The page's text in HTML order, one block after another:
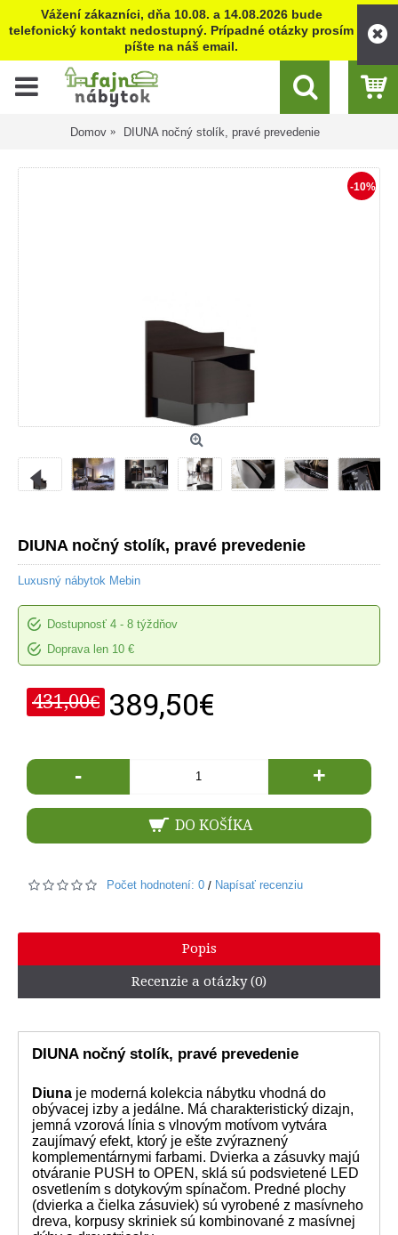
Vážení zákazníci, dňa 10.08. a 14.08.2026 bude
telefonický kontakt nedostupný. Prípadné otázky prosím
píšte na náš email.
Domov DIUNA nočný stolík, pravé prevedenie
-10%
DIUNA nočný stolík, pravé prevedenie
Luxusný nábytok Mebin
Dostupnosť 4 - 8 týždňov
Doprava len 10 €
431,00€ 389,50€
- +
DO KOŠÍKA
Počet hodnotení: 0 / Napísať recenziu
Popis
Recenzie a otázky (0)
DIUNA nočný stolík, pravé prevedenie
Diuna je moderná kolekcia nábytku vhodná do
obývacej izby a jedálne. Má charakteristický dizajn,
jemná vzorová línia s vlnovým motívom vytvára
zaujímavý efekt, ktorý je ešte zvýraznený
komplementárnymi farbami. Dvierka a zásuvky majú
otváranie PUSH to OPEN, sklá sú podsvietené LED
osvetlením s dotykovým spínačom. Predné plochy
(dvierka a čielka zásuviek) sú vyrobené z masívneho
dreva, korpusy skriniek sú kombinované z masívnej